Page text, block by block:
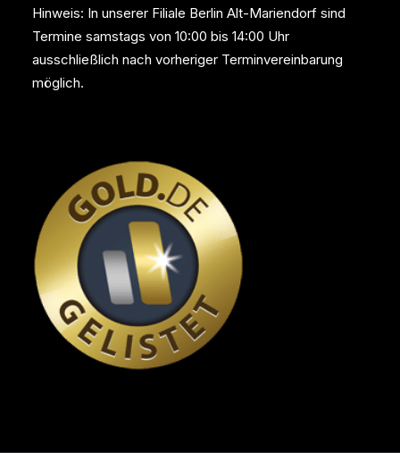
Hinweis: In unserer Filiale Berlin Alt-Mariendorf sind
Termine samstags von 10:00 bis 14:00 Uhr
ausschließlich nach vorheriger Terminvereinbarung
möglich.